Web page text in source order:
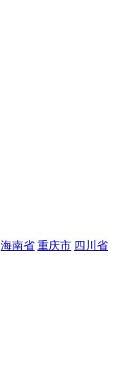
海南省 重庆市 四川省